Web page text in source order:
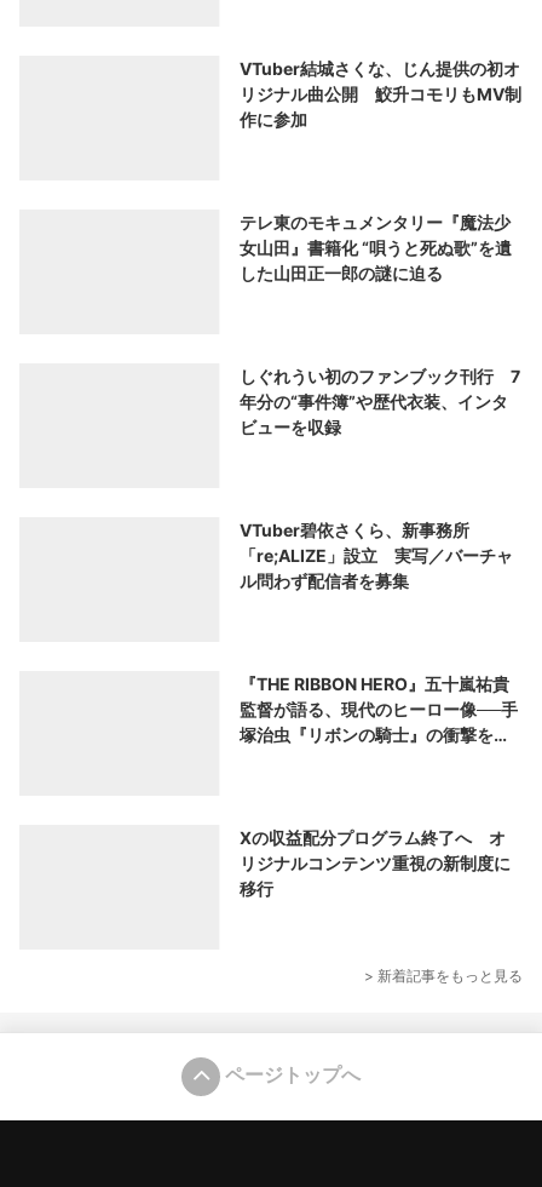
VTuber結城さくな、じん提供の初オ
リジナル曲公開 鮫升コモリもMV制
作に参加
テレ東のモキュメンタリー『魔法少
女山田』書籍化 “唄うと死ぬ歌”を遺
した山田正一郎の謎に迫る
しぐれうい初のファンブック刊行 7
年分の“事件簿”や歴代衣装、インタ
ビューを収録
VTuber碧依さくら、新事務所
「re;ALIZE」設立 実写／バーチャ
ル問わず配信者を募集
『THE RIBBON HERO』五十嵐祐貴
監督が語る、現代のヒーロー像──手
塚治虫『リボンの騎士』の衝撃を再
Xの収益配分プログラム終了へ オ
リジナルコンテンツ重視の新制度に
移行
> 新着記事をもっと見る
ページトップへ